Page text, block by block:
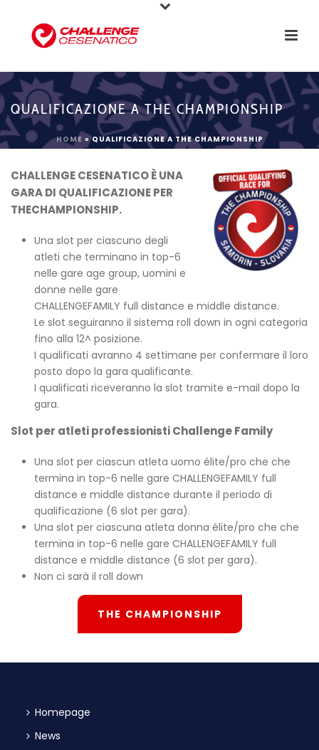
QUALIFICAZIONE A THE CHAMPIONSHIP
HOME »QUALIFICAZIONE A THE CHAMPIONSHIP
CHALLENGE CESENATICO È UNA
GARA DI QUALIFICAZIONE PER
THECHAMPIONSHIP.
Una slot per ciascuno degli
atleti che terminano in top-6
nelle gare age group, uomini e
donne nelle gare
CHALLENGEFAMILY full distance e middle distance.
Le slot seguiranno il sistema roll down in ogni categoria
fino alla 12^ posizione.
I qualificati avranno 4 settimane per confermare il loro
posto dopo la gara qualificante.
I qualificati riceveranno la slot tramite e-mail dopo la
gara.
Slot per atleti professionisti Challenge Family
Una slot per ciascun atleta uomo élite/pro che che
termina in top-6 nelle gare CHALLENGEFAMILY full
distance e middle distance durante il periodo di
qualificazione (6 slot per gara).
Una slot per ciascuna atleta donna élite/pro che che
termina in top-6 nelle gare CHALLENGEFAMILY full
distance e middle distance (6 slot per gara).
Non ci sarà il roll down
THE CHAMPIONSHIP
Homepage
News